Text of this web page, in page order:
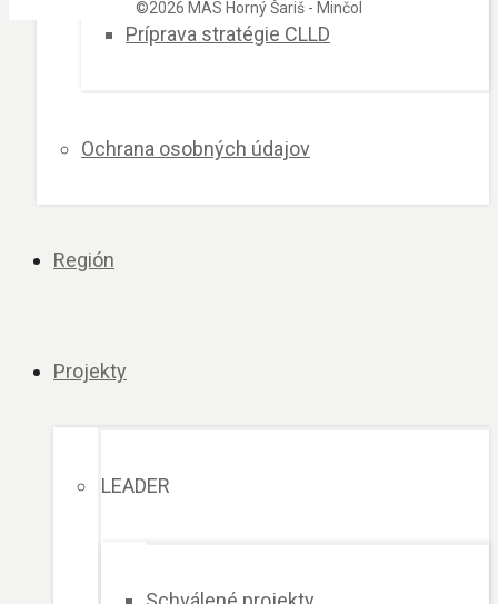
Príprava stratégie CLLD
Ochrana osobných údajov
Región
Projekty
LEADER
©2026 MAS Horný Šariš - Minčol